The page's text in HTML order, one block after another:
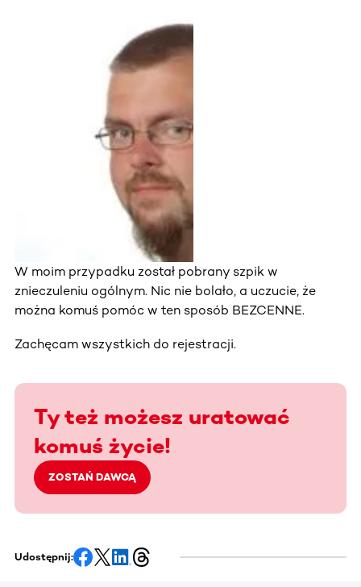
W moim przypadku został pobrany szpik w
znieczuleniu ogólnym. Nic nie bolało, a uczucie, że
można komuś pomóc w ten sposób BEZCENNE.
Zachęcam wszystkich do rejestracji.
Ty też możesz uratować
komuś życie!
ZOSTAŃ DAWCĄ
Udostępnij: